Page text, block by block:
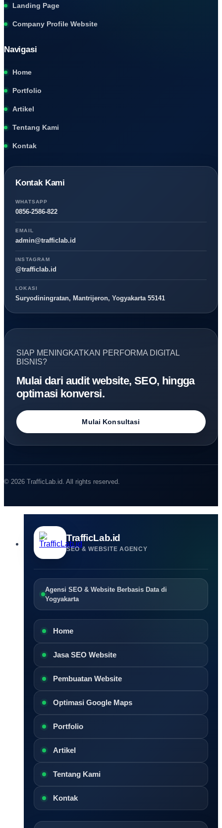
Landing Page
Company Profile Website
Navigasi
Home
Portfolio
Artikel
Tentang Kami
Kontak
Kontak Kami
WHATSAPP
0856-2586-822
EMAIL
admin@trafficlab.id
INSTAGRAM
@trafficlab.id
LOKASI
Suryodiningratan, Mantrijeron, Yogyakarta 55141
SIAP MENINGKATKAN PERFORMA DIGITAL
BISNIS?
Mulai dari audit website, SEO, hingga
optimasi konversi.
Mulai Konsultasi
© 2026 TrafficLab.id. All rights reserved.
TrafficLab.id
SEO & WEBSITE AGENCY
Agensi SEO & Website Berbasis Data di
Yogyakarta
Home
Jasa SEO Website
Pembuatan Website
Optimasi Google Maps
Portfolio
Artikel
Tentang Kami
Kontak